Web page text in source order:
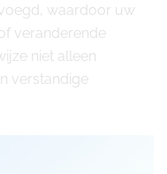
waardoor uw
veranderende
niet alleen
verstandige